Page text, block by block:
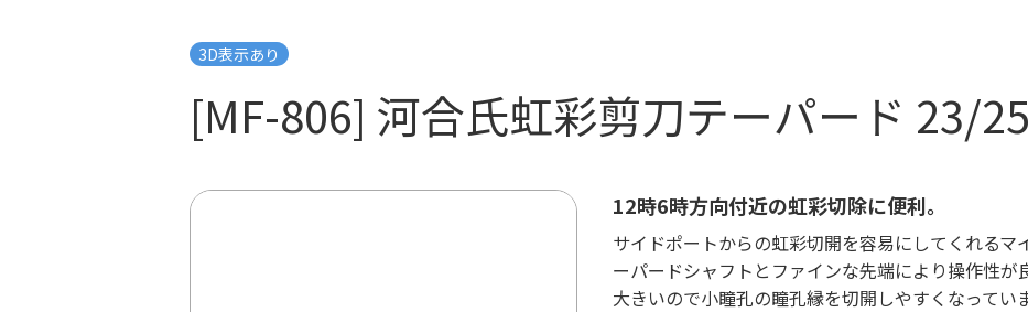
3D表示あり
[MF-806] 河合氏虹彩剪刀テーパード 23/
12時6時方向付近の虹彩切除に便利。
サイドポートからの虹彩切開を容易にしてくれるマ
ーパードシャフトとファインな先端により操作性
大きいので小瞳孔の瞳孔縁を切開しやすくなっていま